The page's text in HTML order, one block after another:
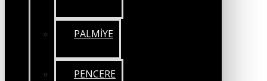
PALMİYE
PENCERE